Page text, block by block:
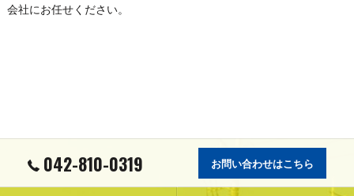
会社にお任せください。
042-810-0319 お問い合わせはこちら